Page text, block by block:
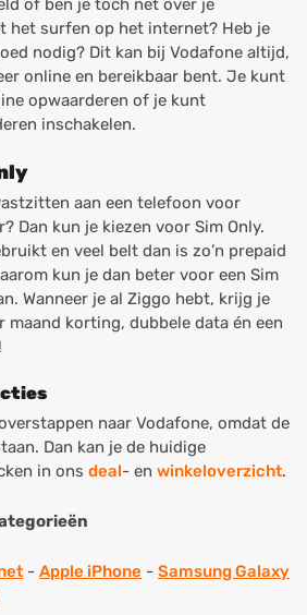
of ben je toch net over je
het surfen op het internet? Heb je
nodig? Dit kan bij Vodafone altijd,
online en bereikbaar bent. Je kunt
opwaarderen of je kunt
inschakelen.
aan een telefoon voor
Dan kun je kiezen voor Sim Only.
en veel belt dan is zo’n prepaid
kun je dan beter voor een Sim
Wanneer je al Ziggo hebt, krijg je
maand korting, dubbele data én een
naar Vodafone, omdat de
Dan kan je de huidige
in ons deal- en winkeloverzicht.
- Apple iPhone - Samsung Galaxy